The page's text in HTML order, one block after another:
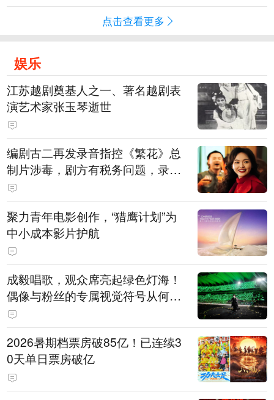
点击查看更多
娱乐
江苏越剧奠基人之一、著名越剧表
演艺术家张玉琴逝世
编剧古二再发录音指控《繁花》总
制片涉毒，剧方有税务问题，录音
中王家卫称“一点够了，要不然又要
出事”
聚力青年电影创作，“猎鹰计划”为
中小成本影片护航
成毅唱歌，观众席亮起绿色灯海！
偶像与粉丝的专属视觉符号从何而
来
2026暑期档票房破85亿！已连续3
0天单日票房破亿